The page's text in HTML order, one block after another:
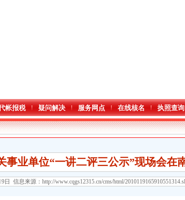
帐报税 疑问解决 服务网点 在线核名 执照查询
事业单位“一讲二评三公示”现场会在
日 信息来源： http://www.cqgs12315.cn/cms/html/